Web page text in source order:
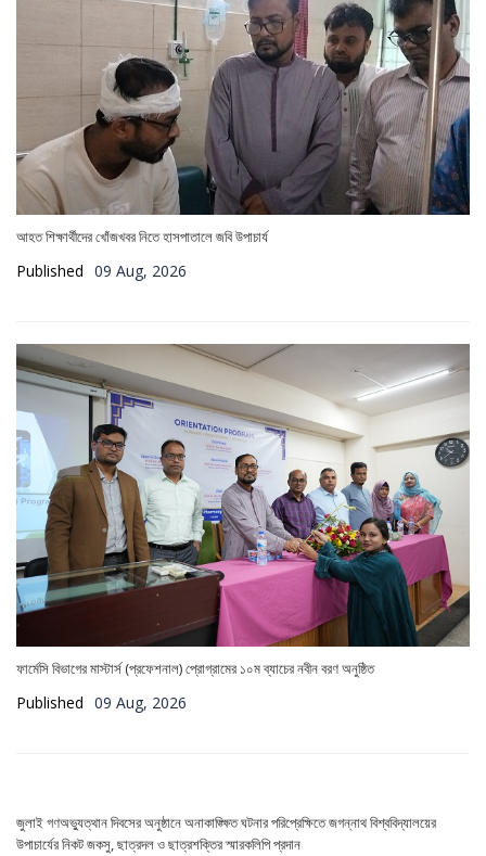
আহত শিক্ষার্থীদের খোঁজখবর নিতে হাসপাতালে জবি উপাচার্য
Published 09 Aug, 2026
ফার্মেসি বিভাগের মাস্টার্স (প্রফেশনাল) প্রোগ্রামের ১০ম ব্যাচের নবীন বরণ অনুষ্ঠিত
Published 09 Aug, 2026
জুলাই গণঅভ্যুত্থান দিবসের অনুষ্ঠানে অনাকাঙ্ক্ষিত ঘটনার পরিপ্রেক্ষিতে জগন্নাথ বিশ্ববিদ্যালয়ের
উপাচার্যের নিকট জকসু, ছাত্রদল ও ছাত্রশক্তির স্মারকলিপি প্রদান